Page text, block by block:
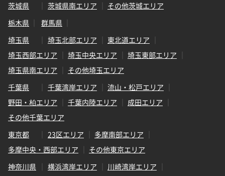
茨城県
茨城県南エリア
その他茨城エリア
栃木県
群馬県
埼玉県
埼玉北部エリア
東北道エリア
埼玉西部エリア
埼玉中央エリア
埼玉東部エリア
埼玉県南エリア
その他埼玉エリア
千葉県
千葉湾岸エリア
流山・松戸エリア
野田・柏エリア
千葉内陸エリア
成田エリア
その他千葉エリア
東京都
23区エリア
多摩南部エリア
多摩中央・西部エリア
その他東京エリア
神奈川県
横浜湾岸エリア
川崎湾岸エリア